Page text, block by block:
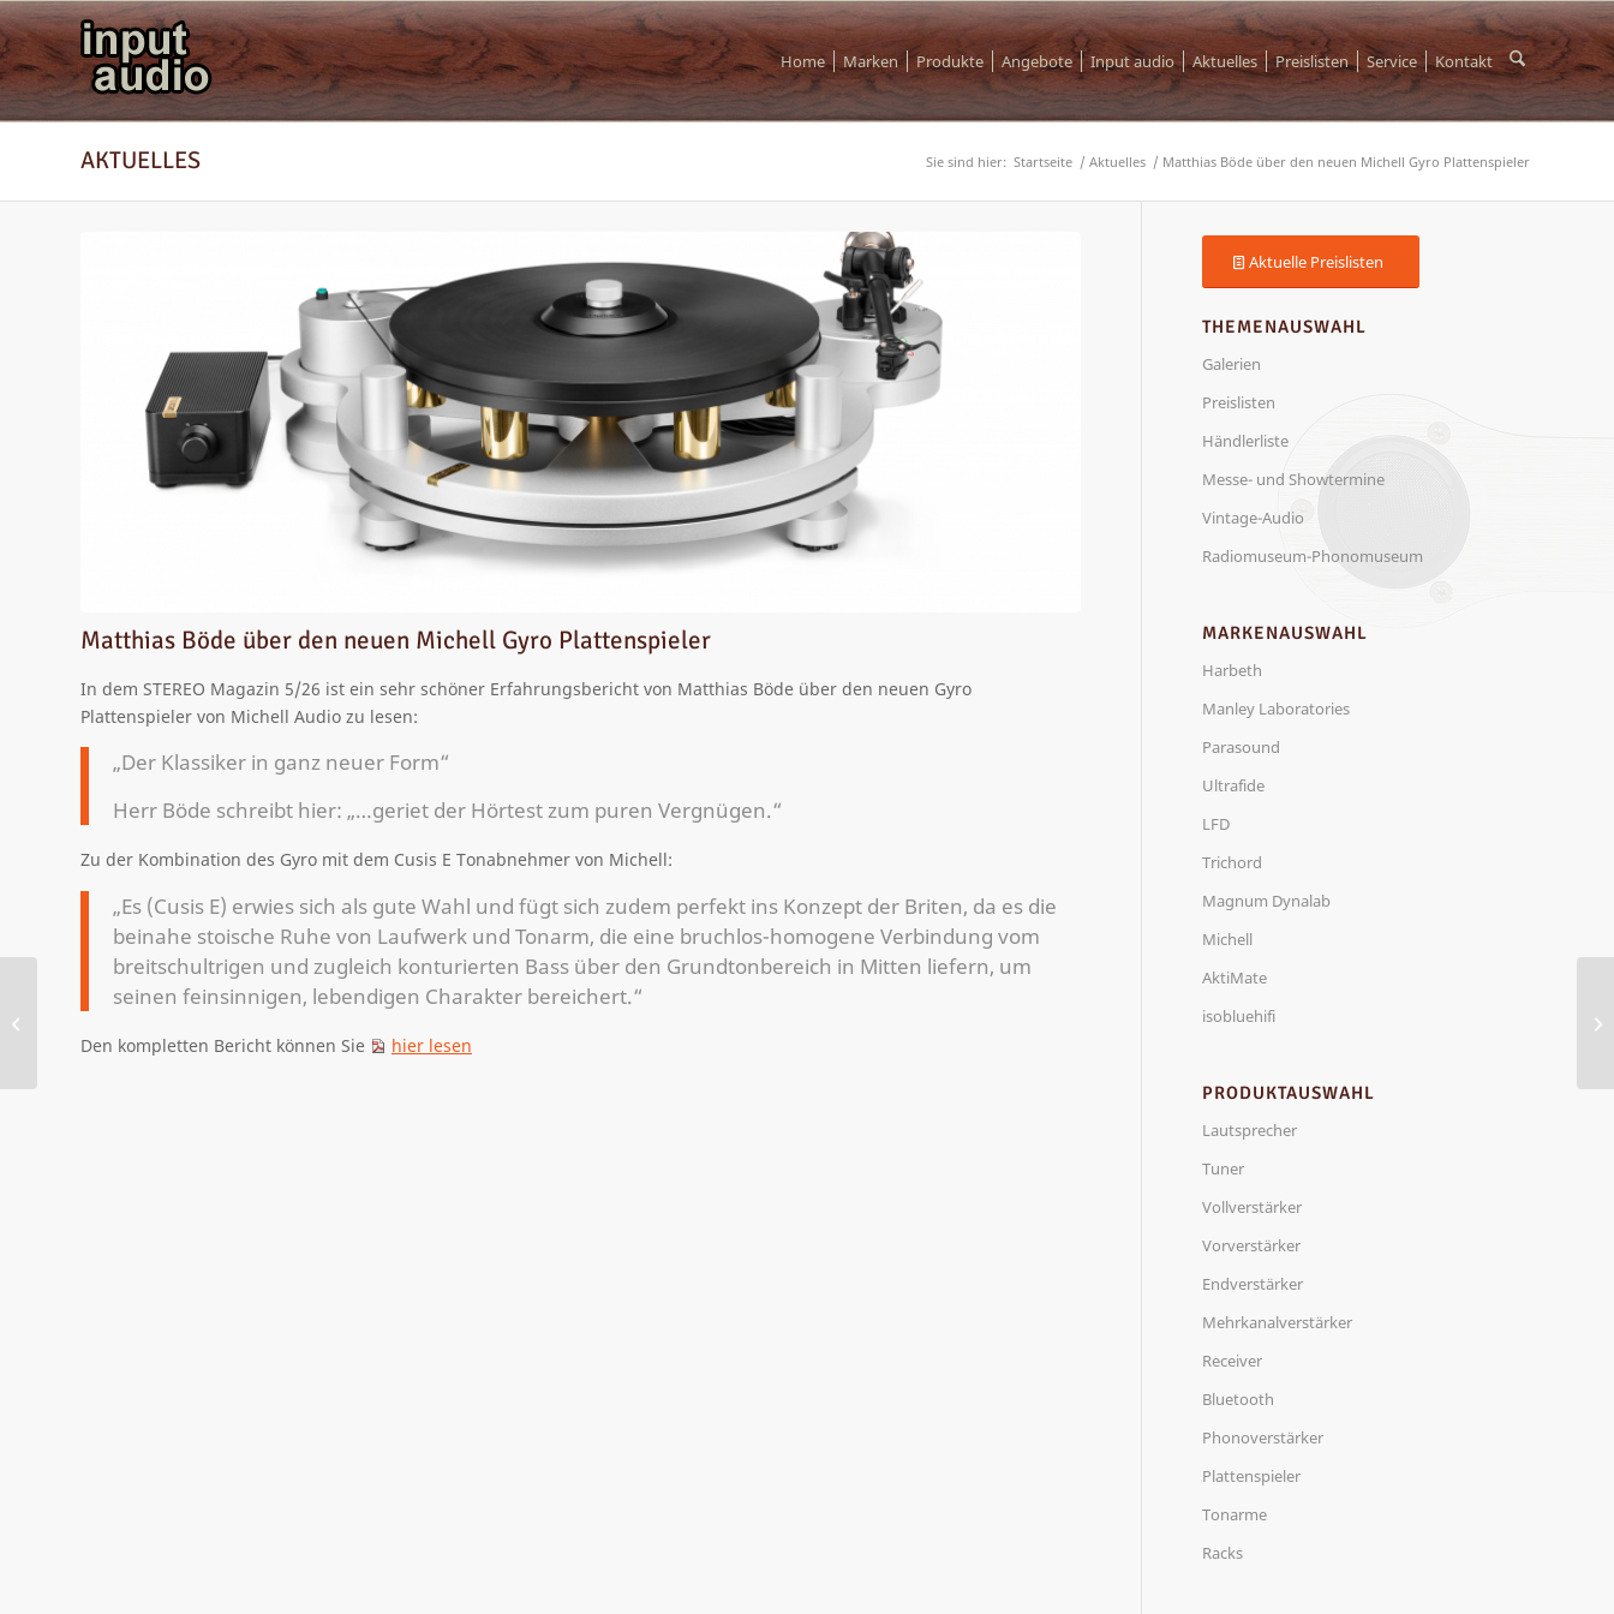
Home Marken Produkte Angebote Input audio Aktuelles Preislisten Service Kontakt
AKTUELLES Sie sind hier: Startseite / Aktuelles / Matthias Böde über den neuen Michell Gyro Plattenspieler
Matthias Böde über den neuen Michell Gyro Plattenspieler
In dem STEREO Magazin 5/26 ist ein sehr schöner Erfahrungsbericht von Matthias Böde über den neuen Gyro
Plattenspieler von Michell Audio zu lesen:
„Der Klassiker in ganz neuer Form“
Herr Böde schreibt hier: „…geriet der Hörtest zum puren Vergnügen.“
Zu der Kombination des Gyro mit dem Cusis E Tonabnehmer von Michell:
„Es (Cusis E) erwies sich als gute Wahl und fügt sich zudem perfekt ins Konzept der Briten, da es die
beinahe stoische Ruhe von Laufwerk und Tonarm, die eine bruchlos-homogene Verbindung vom
breitschultrigen und zugleich konturierten Bass über den Grundtonbereich in Mitten liefern, um
seinen feinsinnigen, lebendigen Charakter bereichert.“
Den kompletten Bericht können Sie hier lesen
Aktuelle Preislisten
THEMENAUSWAHL
Galerien
Preislisten
Händlerliste
Messe- und Showtermine
Vintage-Audio
Radiomuseum-Phonomuseum
MARKENAUSWAHL
Harbeth
Manley Laboratories
Parasound
Ultrafide
LFD
Trichord
Magnum Dynalab
Michell
AktiMate
isobluehifi
PRODUKTAUSWAHL
Lautsprecher
Tuner
Vollverstärker
Vorverstärker
Endverstärker
Mehrkanalverstärker
Receiver
Bluetooth
Phonoverstärker
Plattenspieler
Tonarme
Racks
Neuigkeiten bei input
Forum in Moers